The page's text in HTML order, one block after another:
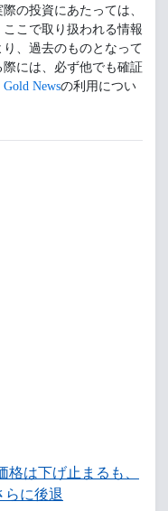
の投資にあたっては、
こで取り扱われる情報
、過去のものとなって
には、必ず他でも確証
Gold Newsの利用につい
格は下げ止まるも、
らに後退